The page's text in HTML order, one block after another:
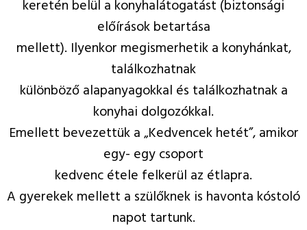
keretén belül a konyhalátogatást (biztonsági
előírások betartása
mellett). Ilyenkor megismerhetik a konyhánkat,
találkozhatnak
különböző alapanyagokkal és találkozhatnak a
konyhai dolgozókkal.
Emellett bevezettük a „Kedvencek hetét”, amikor
egy- egy csoport
kedvenc étele felkerül az étlapra.
A gyerekek mellett a szülőknek is havonta kóstoló
napot tartunk.